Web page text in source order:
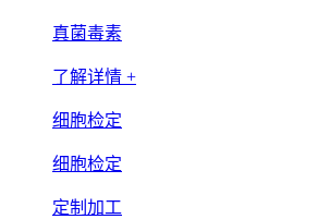
真菌毒素
了解详情 +
细胞检定
细胞检定
定制加工